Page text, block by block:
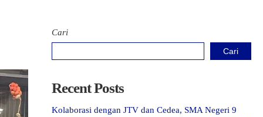
Cari
Cari
Recent Posts
Kolaborasi dengan JTV dan Cedea, SMA Negeri 9